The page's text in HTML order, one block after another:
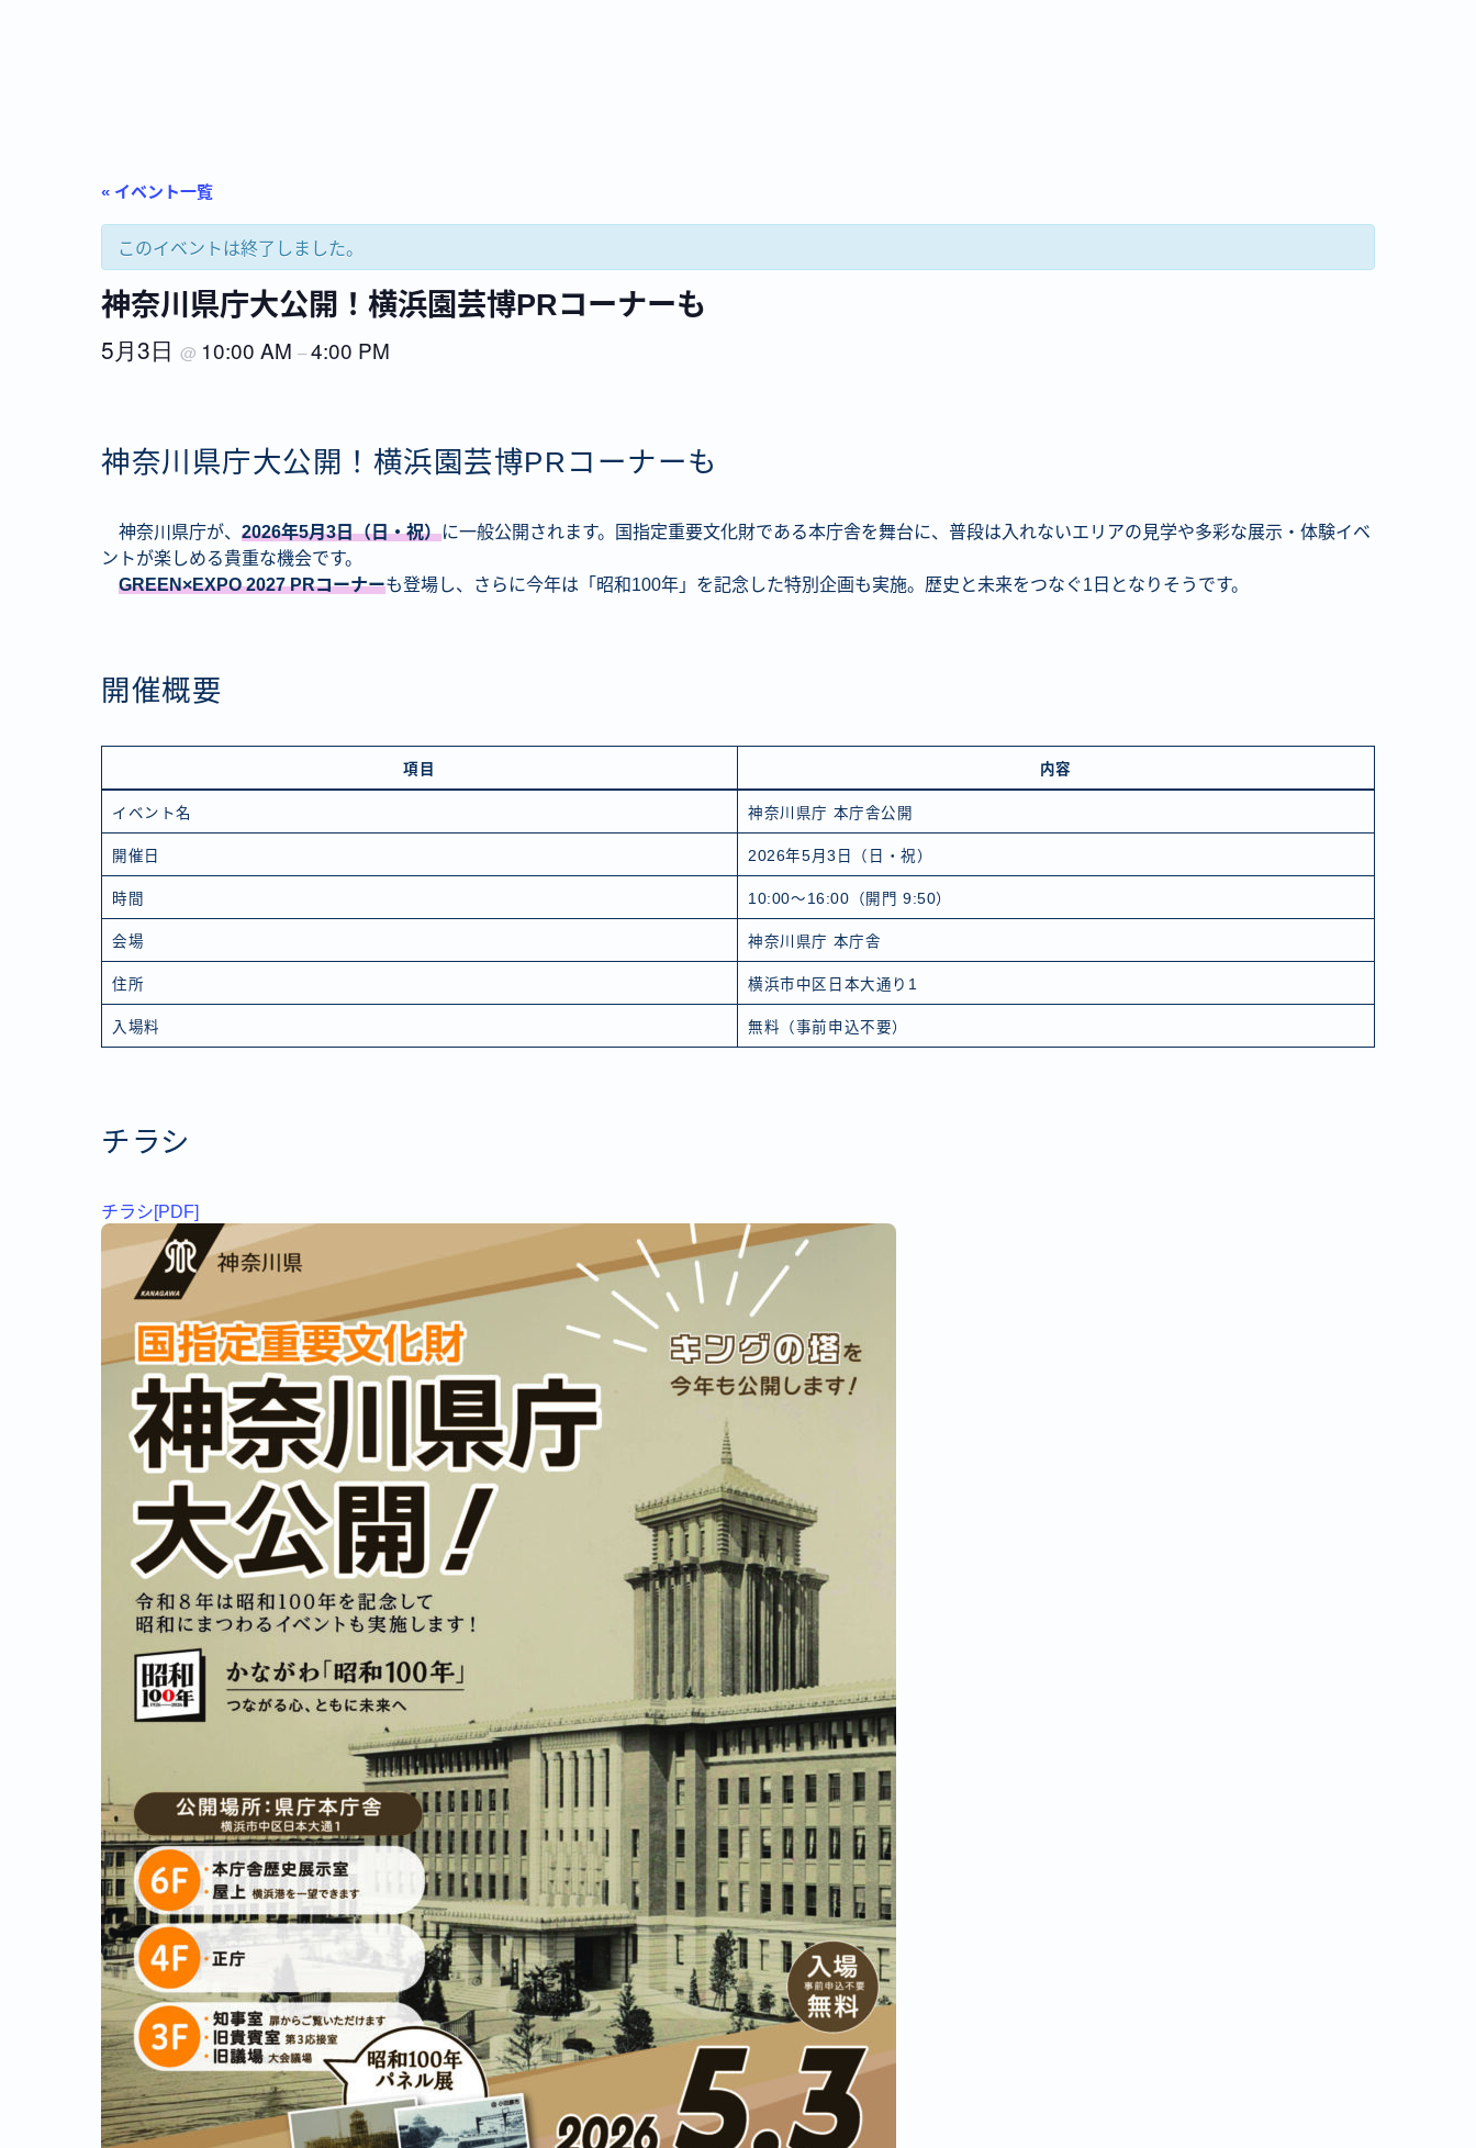
« イベント一覧
このイベントは終了しました。
神奈川県庁大公開！横浜園芸博PRコーナーも
5月3日 @ 10:00 AM –4:00 PM
神奈川県庁大公開！横浜園芸博PRコーナーも
神奈川県庁が、 2026年5月3日（日・祝）に一般公開されます。国指定重要文化財である本庁舎を舞台に、普段は入れないエリアの見学や多彩な展示・体験イベ
ントが楽しめる貴重な機会です。
GREEN×EXPO 2027 PRコーナーも登場し、さらに今年は「昭和100年」を記念した特別企画も実施。歴史と未来をつなぐ1日となりそうです。
開催概要
項目 内容
イベント名 神奈川県庁 本庁舎公開
開催日 2026年5月3日（日・祝）
時間 10:00～16:00（開門 9:50）
会場 神奈川県庁 本庁舎
住所 横浜市中区日本大通り1
入場料 無料（事前申込不要）
チラシ
チラシ[PDF]